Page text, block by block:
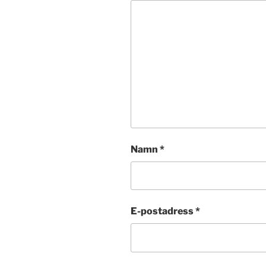
Namn *
E-postadress*